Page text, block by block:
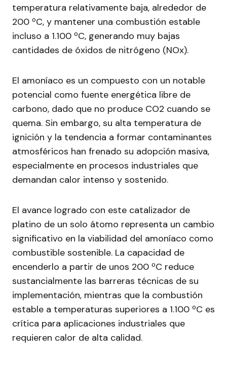
temperatura relativamente baja, alrededor de
200 ºC, y mantener una combustión estable
incluso a 1.100 ºC, generando muy bajas
cantidades de óxidos de nitrógeno (NOx).
El amoníaco es un compuesto con un notable
potencial como fuente energética libre de
carbono, dado que no produce CO2 cuando se
quema. Sin embargo, su alta temperatura de
ignición y la tendencia a formar contaminantes
atmosféricos han frenado su adopción masiva,
especialmente en procesos industriales que
demandan calor intenso y sostenido.
El avance logrado con este catalizador de
platino de un solo átomo representa un cambio
significativo en la viabilidad del amoníaco como
combustible sostenible. La capacidad de
encenderlo a partir de unos 200 ºC reduce
sustancialmente las barreras técnicas de su
implementación, mientras que la combustión
estable a temperaturas superiores a 1.100 ºC es
crítica para aplicaciones industriales que
requieren calor de alta calidad.